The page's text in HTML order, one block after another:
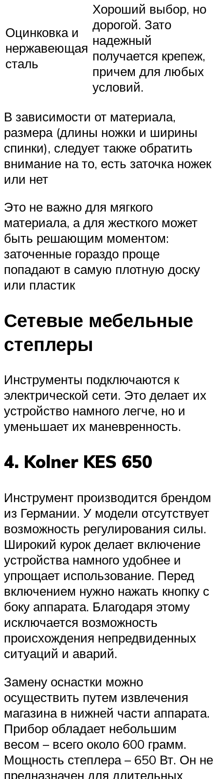
Оцинковка и
нержавеющая
сталь
Хороший выбор, но
дорогой. Зато
надежный
получается крепеж,
причем для любых
условий.
В зависимости от материала,
размера (длины ножки и ширины
спинки), следует также обратить
внимание на то, есть заточка ножек
или нет
Это не важно для мягкого
материала, а для жесткого может
быть решающим моментом:
заточенные гораздо проще
попадают в самую плотную доску
или пластик
Сетевые мебельные
степлеры
Инструменты подключаются к
электрической сети. Это делает их
устройство намного легче, но и
уменьшает их маневренность.
4. Kolner KES 650
Инструмент производится брендом
из Германии. У модели отсутствует
возможность регулирования силы.
Широкий курок делает включение
устройства намного удобнее и
упрощает использование. Перед
включением нужно нажать кнопку с
боку аппарата. Благодаря этому
исключается возможность
происхождения непредвиденных
ситуаций и аварий.
Замену оснастки можно
осуществить путем извлечения
магазина в нижней части аппарата.
Прибор обладает небольшим
весом – всего около 600 грамм.
Мощность степлера – 650 Вт. Он не
предназначен для длительных